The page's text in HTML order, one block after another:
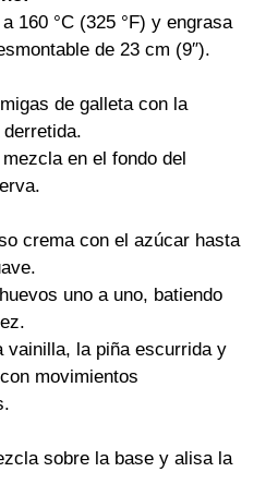
160 °C (325 °F) y engrasa
de 23 cm (9″).
de galleta con la
en el fondo del
crema con el azúcar hasta
uno a uno, batiendo
vainilla, la piña escurrida y
movimientos
sobre la base y alisa la